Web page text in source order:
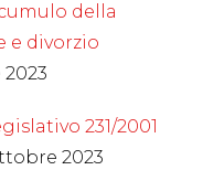
della
e divorzio
231/2001
2023